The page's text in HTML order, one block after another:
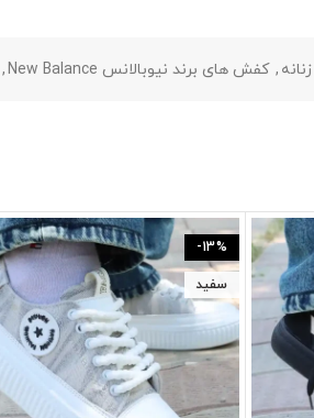
, کفش های برند نیوبالانس New Balance ,
-13%
سفید